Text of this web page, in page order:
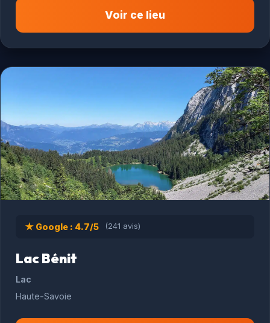
Voir ce lieu
★ Google : 4.7/5 (241 avis)
Lac Bénit
Lac
Haute-Savoie